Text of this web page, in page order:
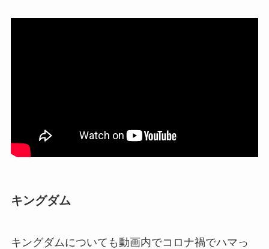
キングダム
キングダムについても動画内でコロナ禍でハマっ